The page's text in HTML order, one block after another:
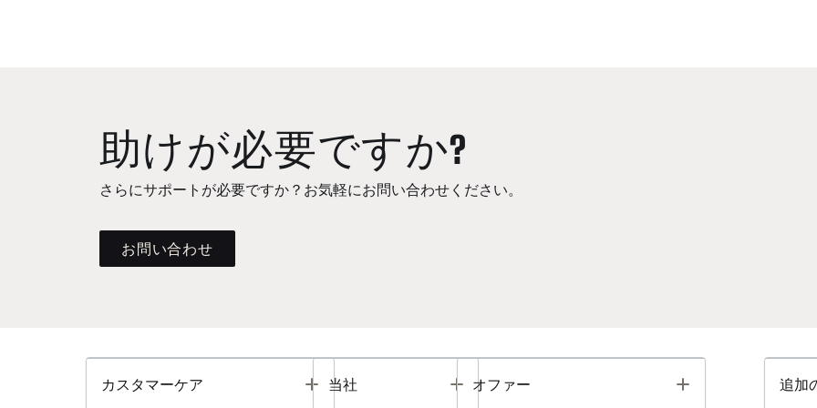
助けが必要ですか?
さらにサポートが必要ですか？お気軽にお問い合わせください。
お問い合わせ
カスタマーケア Toggle
当社 Toggle
オファー Toggle 追加